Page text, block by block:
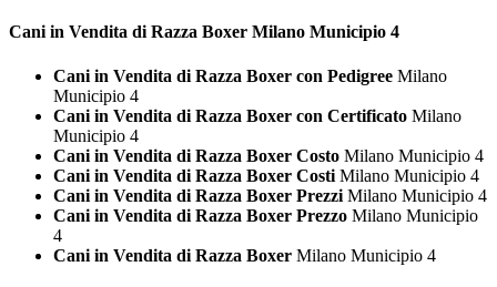
Cani in Vendita di Razza Boxer Milano Municipio 4
Cani in Vendita di Razza Boxer con Pedigree Milano
Municipio 4
Cani in Vendita di Razza Boxer con Certificato Milano
Municipio 4
Cani in Vendita di Razza Boxer Costo Milano Municipio 4
Cani in Vendita di Razza Boxer Costi Milano Municipio 4
Cani in Vendita di Razza Boxer Prezzi Milano Municipio 4
Cani in Vendita di Razza Boxer Prezzo Milano Municipio
4
Cani in Vendita di Razza Boxer Milano Municipio 4